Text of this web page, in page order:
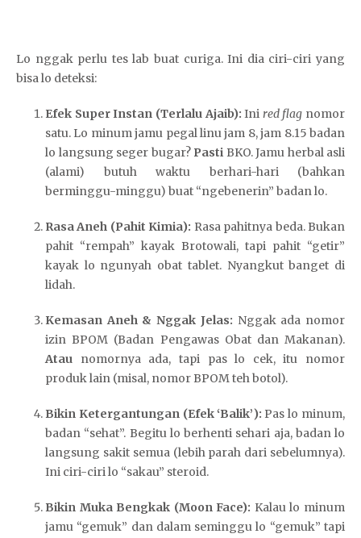
Lo nggak perlu tes lab buat curiga. Ini dia ciri-ciri yang
bisa lo deteksi:
Efek Super Instan (Terlalu Ajaib): Ini red flag nomor
satu. Lo minum jamu pegal linu jam 8, jam 8.15 badan
lo langsung seger bugar? Pasti BKO. Jamu herbal asli
(alami) butuh waktu berhari-hari (bahkan
berminggu-minggu) buat “ngebenerin” badan lo.
Rasa Aneh (Pahit Kimia): Rasa pahitnya beda. Bukan
pahit “rempah” kayak Brotowali, tapi pahit “getir”
kayak lo ngunyah obat tablet. Nyangkut banget di
lidah.
Kemasan Aneh & Nggak Jelas: Nggak ada nomor
izin BPOM (Badan Pengawas Obat dan Makanan).
Atau nomornya ada, tapi pas lo cek, itu nomor
produk lain (misal, nomor BPOM teh botol).
Bikin Ketergantungan (Efek ‘Balik’): Pas lo minum,
badan “sehat”. Begitu lo berhenti sehari aja, badan lo
langsung sakit semua (lebih parah dari sebelumnya).
Ini ciri-ciri lo “sakau” steroid.
Bikin Muka Bengkak (Moon Face): Kalau lo minum
jamu “gemuk” dan dalam seminggu lo “gemuk” tapi